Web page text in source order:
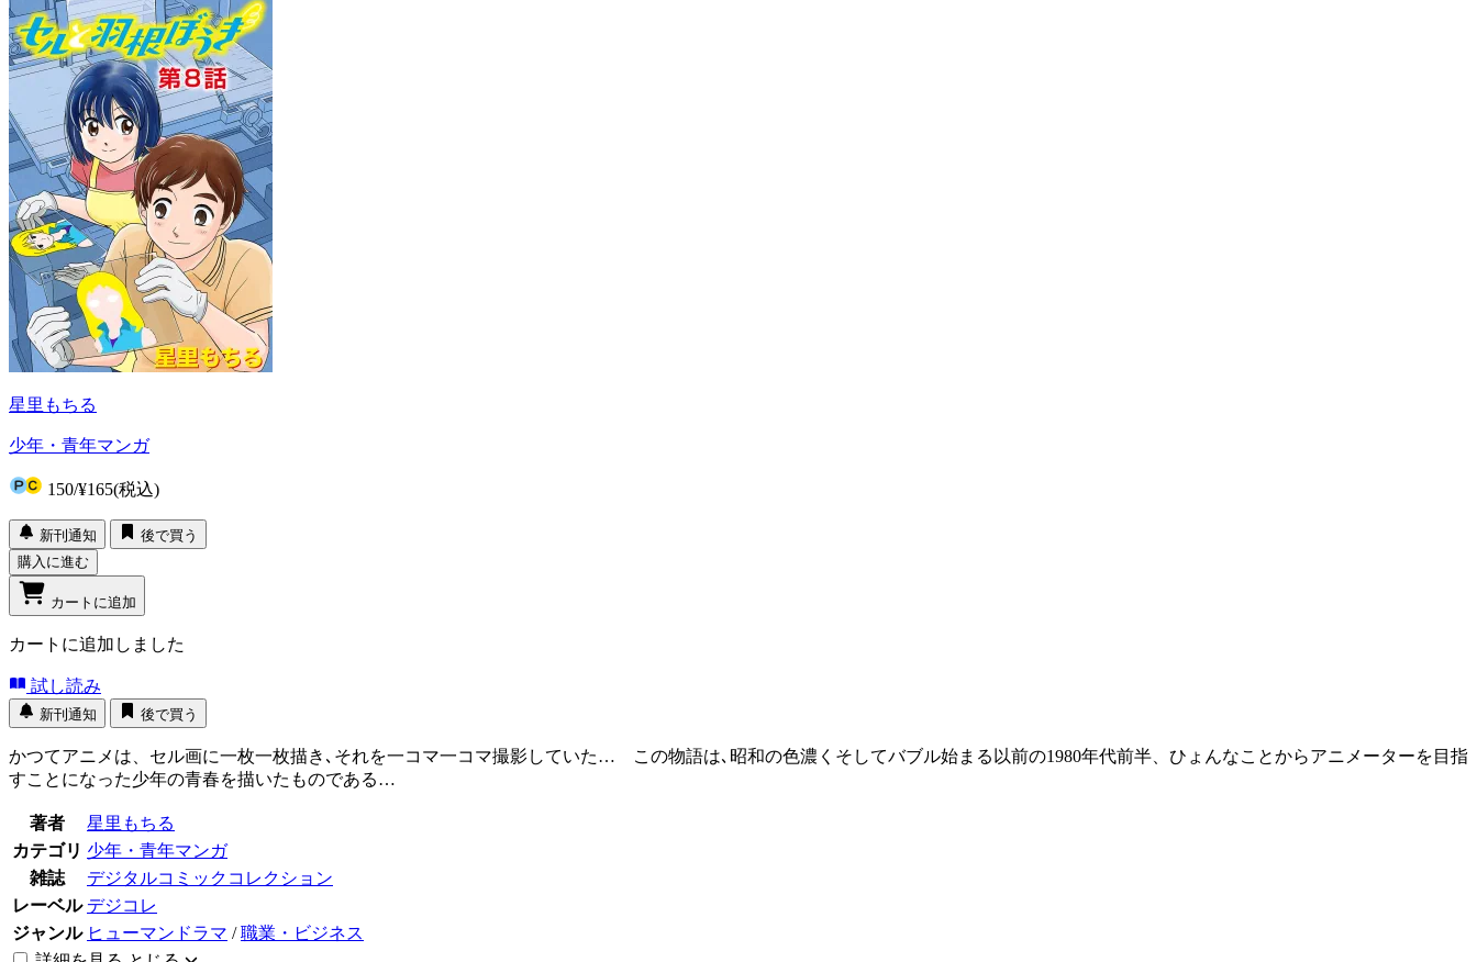
星里もちる
少年・青年マンガ
150/¥165(税込)
新刊通知
後で買う
購入に進む
カートに追加
カートに追加しました
試し読み
新刊通知 後で買う
かつてアニメは、セル画に一枚一枚描き､それを一コマ一コマ撮影していた… この物語は､昭和の色濃くそしてバブル始まる以前の1980年代前半、ひょんなことからアニメーターを目指
すことになった少年の青春を描いたものである…
著者
星里もちる
カテゴリ 少年・青年マンガ
雑誌
デジタルコミックコレクション
レーベル デジコレ
ジャンル ヒューマンドラマ /職業・ビジネス